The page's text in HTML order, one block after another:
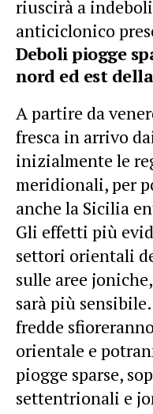
riuscirà a
anticiclonico
Deboli piogge
nord ed est
A partire da
fresca in arrivo
inizialmente le
meridionali, per
anche la Sicilia
Gli effetti più
settori orientali
sulle aree
sarà più
fredde
orientale e
piogge sparse,
settentrionali e